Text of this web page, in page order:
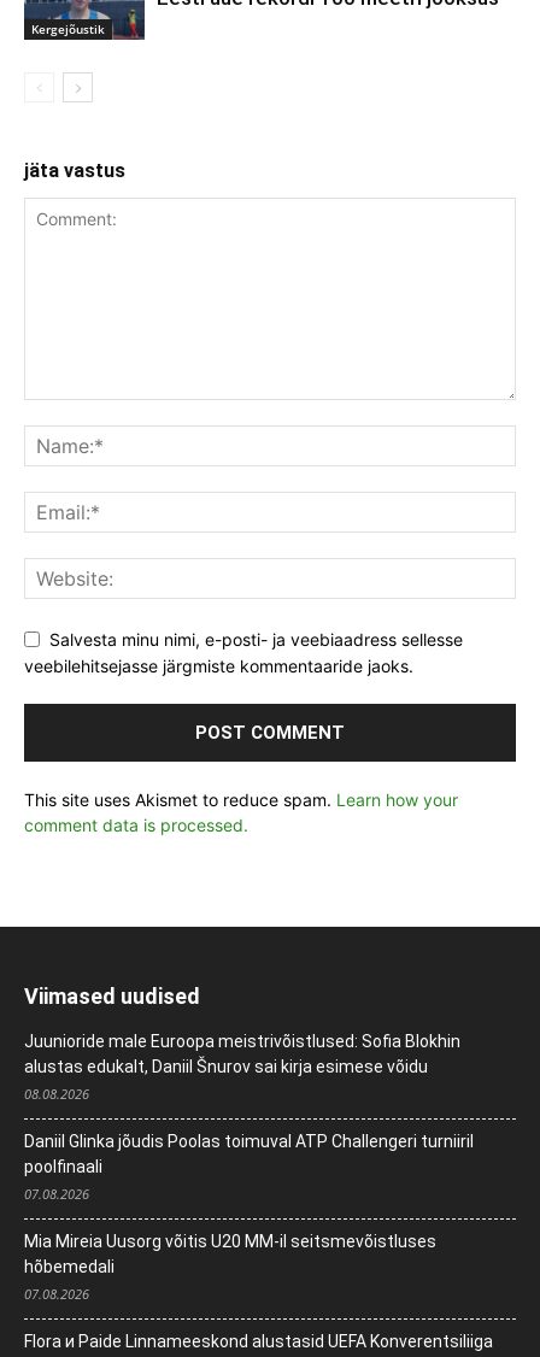
Kergejõustik
jäta vastus
Salvesta minu nimi, e-posti- ja veebiaadress sellesse
veebilehitsejasse järgmiste kommentaaride jaoks.
This site uses Akismet to reduce spam. Learn how your
comment data is processed.
Viimased uudised
Juunioride male Euroopa meistrivõistlused: Sofia Blokhin
alustas edukalt, Daniil Šnurov sai kirja esimese võidu
08.08.2026
Daniil Glinka jõudis Poolas toimuval ATP Challengeri turniiril
poolfinaali
07.08.2026
Mia Mireia Uusorg võitis U20 MM-il seitsmevõistluses
hõbemedali
07.08.2026
Flora и Paide Linnameeskond alustasid UEFA Konverentsiliiga